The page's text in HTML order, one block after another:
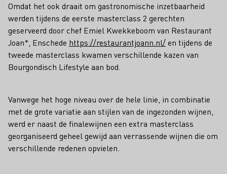
Omdat het ook draait om gastronomische inzetbaarheid
werden tijdens de eerste masterclass 2 gerechten
geserveerd door chef Emiel Kwekkeboom van Restaurant
Joan*, Enschede https://restaurantjoann.nl/en tijdens de
tweede masterclass kwamen verschillende kazen van
Bourgondisch Lifestyle aan bod.
Vanwege het hoge niveau over de hele linie, in combinatie
met de grote variatie aan stijlen van de ingezonden wijnen,
werd er naast de finalewijnen een extra masterclass
georganiseerd geheel gewijd aan verrassende wijnen die om
verschillende redenen opvielen.